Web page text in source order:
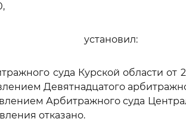
установил:
суда Курской области от
Девятнадцатого
Арбитражного суда
отказано.